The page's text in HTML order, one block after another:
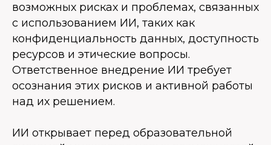
возможных рисках и проблемах, связанных
с использованием ИИ, таких как
конфиденциальность данных, доступность
ресурсов и этические вопросы.
Ответственное внедрение ИИ требует
осознания этих рисков и активной работы
над их решением.
ИИ открывает перед образовательной